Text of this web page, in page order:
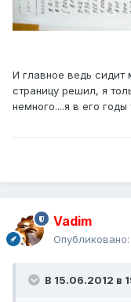
И главное ведь
страницу решил, я
немного....я в его
Vadim
Опубликовано:
В 15.06.2012 в